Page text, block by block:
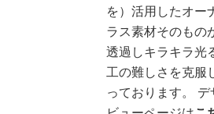
を）活用したオー
ラス素材そのもの
透過しキラキラ光
工の難しさを克服
っております。